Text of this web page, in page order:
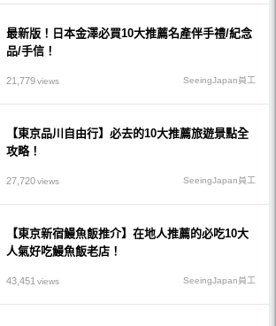
最新版！日本金澤必買10大推薦名產伴手禮/紀念
品/手信！
21,779views SeeingJapan員工
【東京品川自由行】必去的10大推薦旅遊景點全
攻略！
27,720views SeeingJapan員工
【東京新宿鰻魚飯推介】在地人推薦的必吃10大
人氣好吃鰻魚飯老店！
43,451 views SeeingJapan員工